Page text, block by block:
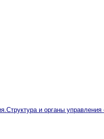
Структура и органы управления